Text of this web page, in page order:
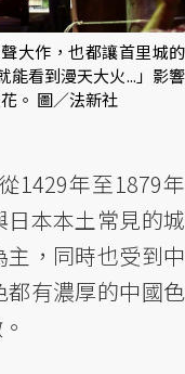
大作，也都讓首里城的
能看到漫天大火...」影響
。 圖／法新社
1429年至1879年
本本土常見的城
，同時也受到中
有濃厚的中國色